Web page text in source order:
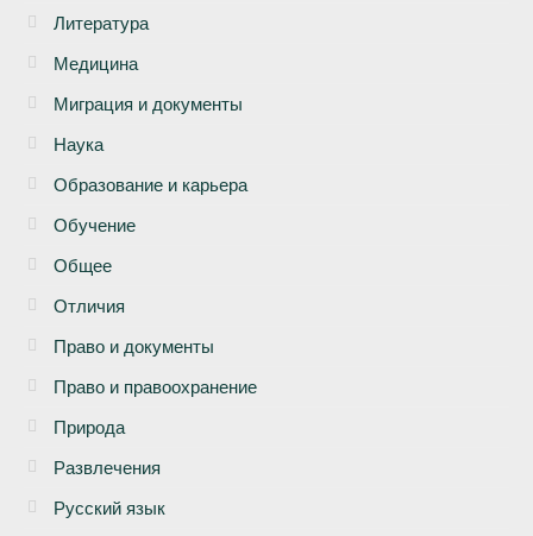
Литература
Медицина
Миграция и документы
Наука
Образование и карьера
Обучение
Общее
Отличия
Право и документы
Право и правоохранение
Природа
Развлечения
Русский язык